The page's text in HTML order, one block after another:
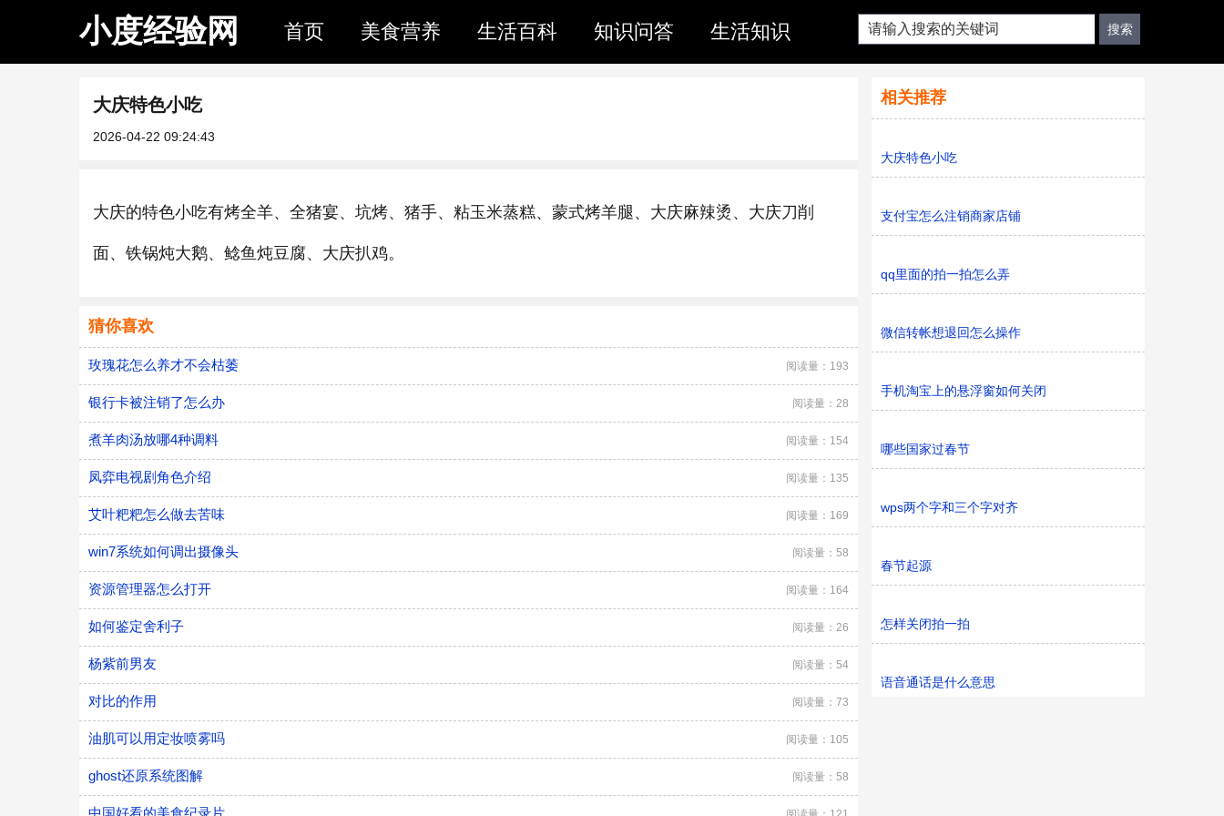
小度经验网 首页 美食营养 生活百科 知识问答 生活知识
大庆特色小吃
2026-04-22 09:24:43
大庆的特色小吃有烤全羊、全猪宴、坑烤、猪手、粘玉米蒸糕、蒙式烤羊腿、大庆麻辣烫、大庆刀削
面、铁锅炖大鹅、鲶鱼炖豆腐、大庆扒鸡。
猜你喜欢
玫瑰花怎么养才不会枯萎 阅读量：193
银行卡被注销了怎么办 阅读量：28
煮羊肉汤放哪4种调料 阅读量：154
凤弈电视剧角色介绍 阅读量：135
艾叶粑粑怎么做去苦味 阅读量：169
win7系统如何调出摄像头 阅读量：58
资源管理器怎么打开 阅读量：164
如何鉴定舍利子 阅读量：26
杨紫前男友 阅读量：54
对比的作用 阅读量：73
油肌可以用定妆喷雾吗 阅读量：105
ghost还原系统图解 阅读量：58
中国好看的美食纪录片
相关推荐
大庆特色小吃
支付宝怎么注销商家店铺
qq里面的拍一拍怎么弄
微信转帐想退回怎么操作
手机淘宝上的悬浮窗如何关闭
哪些国家过春节
wps两个字和三个字对齐
春节起源
怎样关闭拍一拍
语音通话是什么意思